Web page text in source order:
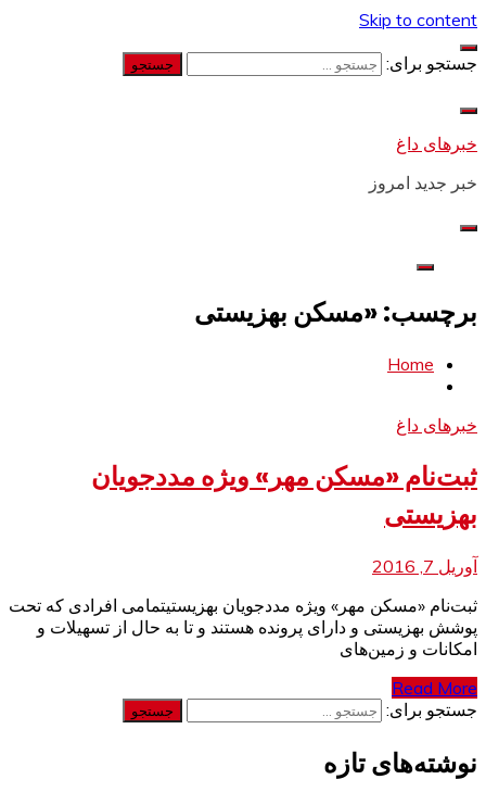
Skip to content
جستجو برای:
خبرهای داغ
خبر جدید امروز
برچسب: «مسکن بهزیستی
Home
خبرهای داغ
ثبت‌نام «مسکن مهر» ویژه مددجویان
بهزیستی
آوریل 7, 2016
ثبت‌نام «مسکن مهر» ویژه مددجویان بهزیستیتمامی افرادی که تحت
پوشش بهزیستی و دارای پرونده هستند و تا به حال از تسهیلات و
امکانات و زمین‌های
Read More
جستجو برای:
نوشته‌های تازه